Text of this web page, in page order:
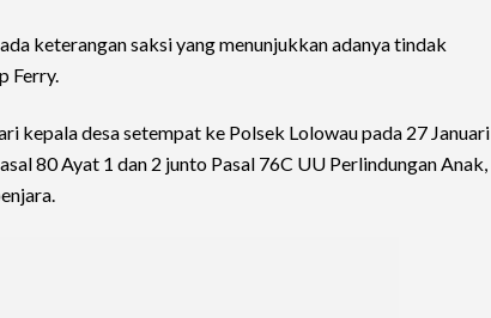
keterangan saksi yang menunjukkan adanya tindak
Ferry.
kepala desa setempat ke Polsek Lolowau pada 27 Januari
80 Ayat 1 dan 2 junto Pasal 76C UU Perlindungan Anak,